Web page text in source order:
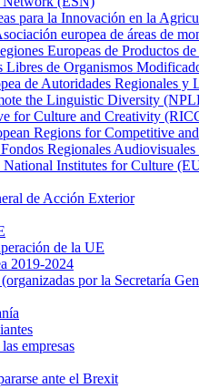
para la Innovación en la
europea de áreas de
Europeas de Productos
Libres de Organismos
de Autoridades Regionales
the Linguistic Diversity
for Culture and Creativity
Regions for Competitive
Regionales
National Institutes for Culture
de Acción Exterior
de la UE
2019-2024
por la Secretaría
empresas
ante el Brexit